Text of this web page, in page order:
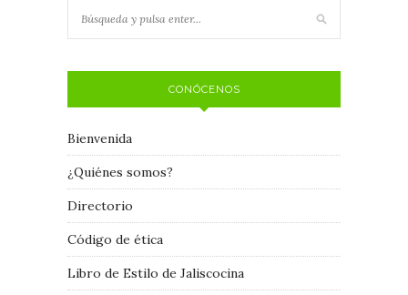
CONÓCENOS
Bienvenida
¿Quiénes somos?
Directorio
Código de ética
Libro de Estilo de Jaliscocina